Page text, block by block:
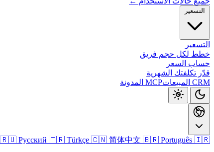
التسعير
التسعير
خطط لكل حجم فريق
حساب السعر
قدّر تكلفتك الشهرية
CRM المبيعات
MCP المدونة
🇷🇺 Русский 🇹🇷 Türkçe 🇨🇳 简体中文 🇧🇷 Português 🇮🇷 فارسی